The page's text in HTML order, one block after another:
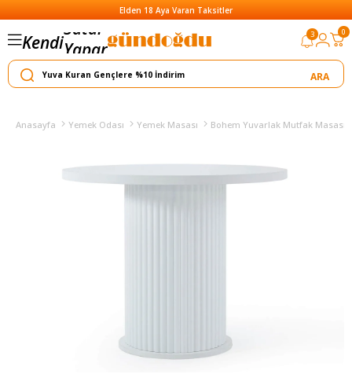
Elden 18 Aya Varan Taksitler
KendiYapar
Satar
3 0
Anasayfa Yemek Odası Yemek Masası Bohem Yuvarlak Mutfak Masası